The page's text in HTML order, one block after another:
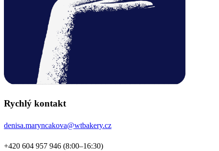
Rychlý kontakt
denisa.maryncakova@wtbakery.cz
+420 604 957 946 (8:00–16:30)